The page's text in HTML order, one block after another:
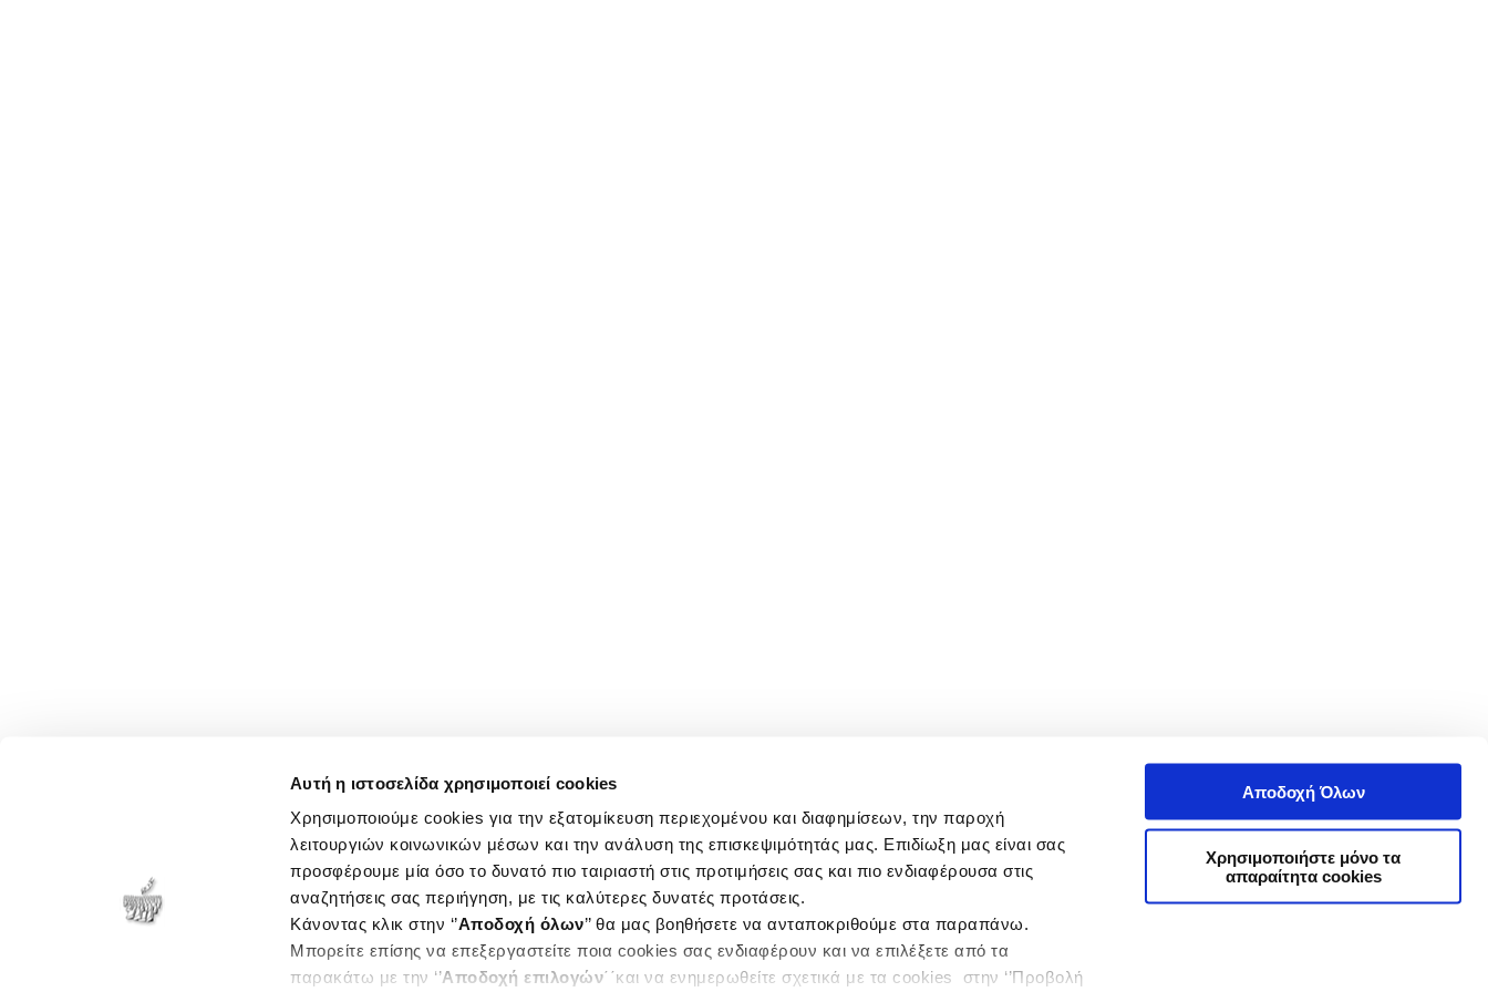
Αυτή η ιστοσελίδα χρησιμοποιεί cookies
Χρησιμοποιούμε cookies για την εξατομίκευση περιεχομένου και διαφημίσεων, την παροχή
λειτουργιών κοινωνικών μέσων και την ανάλυση της επισκεψιμότητάς μας. Επιδίωξη μας είναι σας
προσφέρουμε μία όσο το δυνατό πιο ταιριαστή στις προτιμήσεις σας και πιο ενδιαφέρουσα στις
αναζητήσεις σας περιήγηση, με τις καλύτερες δυνατές προτάσεις.
Κάνοντας κλικ στην ‘’Αποδοχή όλων’’ θα μας βοηθήσετε να ανταποκριθούμε στα παραπάνω.
Μπορείτε επίσης να επεξεργαστείτε ποια cookies σας ενδιαφέρουν και να επιλέξετε από τα
παρακάτω με την ‘’Αποδοχή επιλογών΄΄και να ενημερωθείτε σχετικά με τα cookies στην ‘’Προβολή
Αποδοχή Όλων
Χρησιμοποιήστε μόνο τα
απαραίτητα cookies